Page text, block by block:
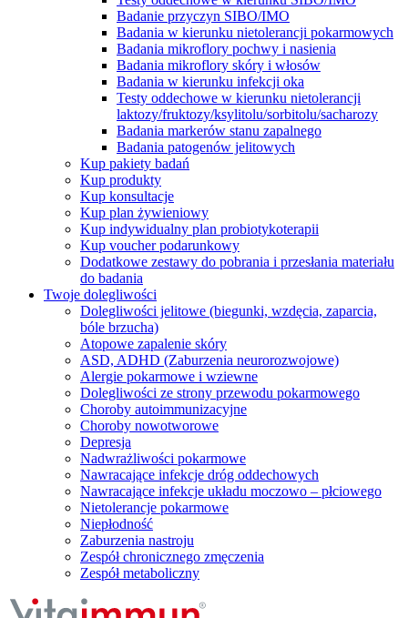
Badanie przyczyn SIBO/IMO
Badania w kierunku nietolerancji pokarmowych
Badania mikroflory pochwy i nasienia
Badania mikroflory skóry i włosów
Badania w kierunku infekcji oka
Testy oddechowe w kierunku nietolerancji
laktozy/fruktozy/ksylitolu/sorbitolu/sacharozy
Badania markerów stanu zapalnego
Badania patogenów jelitowych
Kup pakiety badań
Kup produkty
Kup konsultacje
Kup plan żywieniowy
Kup indywidualny plan probiotykoterapii
Kup voucher podarunkowy
Dodatkowe zestawy do pobrania i przesłania materiału
do badania
Twoje dolegliwości
Dolegliwości jelitowe (biegunki, wzdęcia, zaparcia,
bóle brzucha)
Atopowe zapalenie skóry
ASD, ADHD (Zaburzenia neurorozwojowe)
Alergie pokarmowe i wziewne
Dolegliwości ze strony przewodu pokarmowego
Choroby autoimmunizacyjne
Choroby nowotworowe
Depresja
Nadwrażliwości pokarmowe
Nawracające infekcje dróg oddechowych
Nawracające infekcje układu moczowo – płciowego
Nietolerancje pokarmowe
Niepłodność
Zaburzenia nastroju
Zespół chronicznego zmęczenia
Zespół metaboliczny